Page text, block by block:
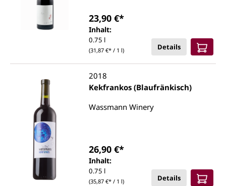
Inhalt:
0.75 l
(31,87 €* / 1 l)
23,90 €*
Details
2018
Kekfrankos (Blaufränkisch)
Wassmann Winery
Inhalt:
0.75 l
(35,87 €* / 1 l)
26,90 €*
Details